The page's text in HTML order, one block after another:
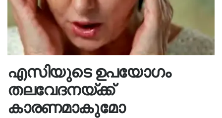
എസിയുടെ ഉപയോ​ഗം
തലവേദനയ്ക്ക്
കാരണമാകുമോ